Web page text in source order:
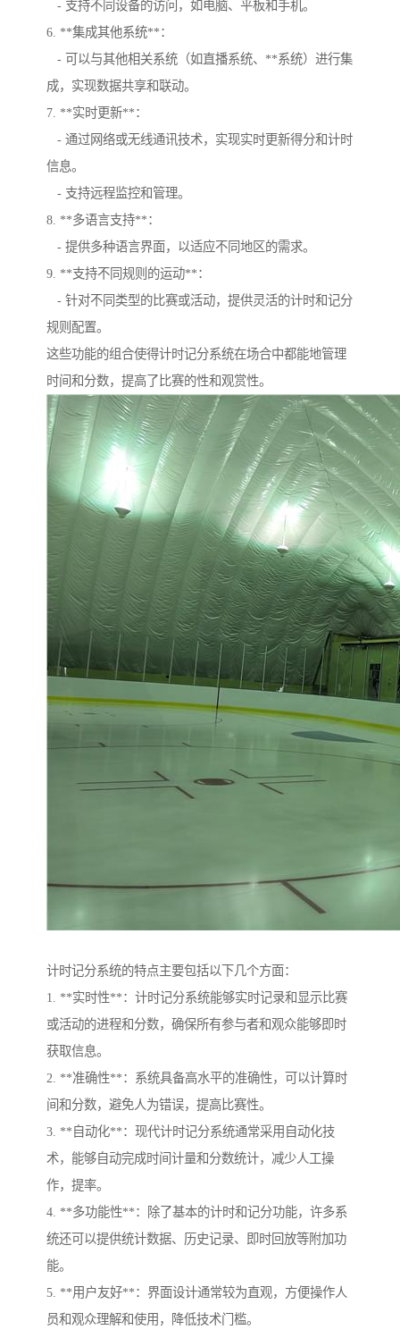
- 支持不同设备的访问，如电脑、平板和手机。
6. **集成其他系统**：
- 可以与其他相关系统（如直播系统、**系统）进行集
成，实现数据共享和联动。
7. **实时更新**：
- 通过网络或无线通讯技术，实现实时更新得分和计时
信息。
- 支持远程监控和管理。
8. **多语言支持**：
- 提供多种语言界面，以适应不同地区的需求。
9. **支持不同规则的运动**：
- 针对不同类型的比赛或活动，提供灵活的计时和记分
规则配置。
这些功能的组合使得计时记分系统在场合中都能地管理
时间和分数，提高了比赛的性和观赏性。
计时记分系统的特点主要包括以下几个方面：
1. **实时性**：计时记分系统能够实时记录和显示比赛
或活动的进程和分数，确保所有参与者和观众能够即时
获取信息。
2. **准确性**：系统具备高水平的准确性，可以计算时
间和分数，避免人为错误，提高比赛性。
3. **自动化**：现代计时记分系统通常采用自动化技
术，能够自动完成时间计量和分数统计，减少人工操
作，提率。
4. **多功能性**：除了基本的计时和记分功能，许多系
统还可以提供统计数据、历史记录、即时回放等附加功
能。
5. **用户友好**：界面设计通常较为直观，方便操作人
员和观众理解和使用，降低技术门槛。